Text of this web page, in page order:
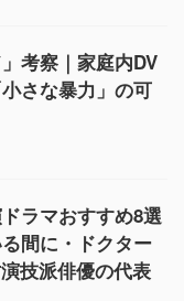
考察｜家庭内DV
さな暴力」の可
ラマおすすめ8選
間に・ドクター
技派俳優の代表